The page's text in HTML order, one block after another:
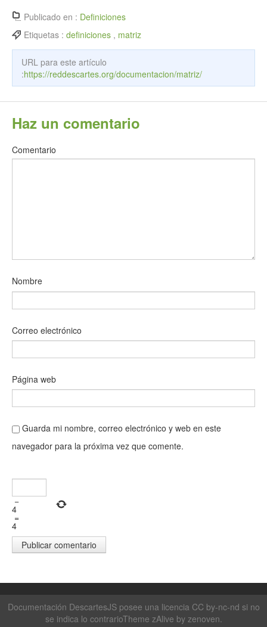
Publicado en : Definiciones
Etiquetas : definiciones , matriz
URL para este artículo
:https://reddescartes.org/documentacion/matriz/
Haz un comentario
Comentario
Nombre
Correo electrónico
Página web
Guarda mi nombre, correo electrónico y web en este
navegador para la próxima vez que comente.
−
4
=
4
Documentación DescartesJS posee una licencia CC by-nc-nd si no
se indica lo contrarioTheme zAlive by zenoven.